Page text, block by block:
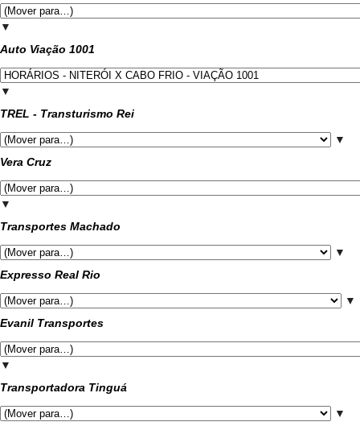
▼
Auto Viação 1001
▼
TREL - Transturismo Rei
▼
Vera Cruz
▼
Transportes Machado
▼
Expresso Real Rio
▼
Evanil Transportes
▼
Transportadora Tinguá
▼